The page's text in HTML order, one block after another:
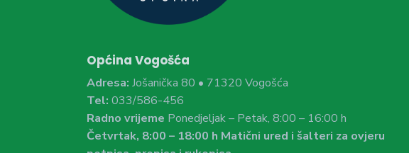
Općina Vogošća
Adresa: Jošanička 80 • 71320 Vogošća
Tel: 033/586-456
Radno vrijeme Ponedjeljak – Petak, 8:00 – 16:00 h
Četvrtak, 8:00 – 18:00 h Matični ured i šalteri za ovjeru